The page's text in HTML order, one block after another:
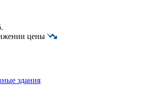
цены
здания